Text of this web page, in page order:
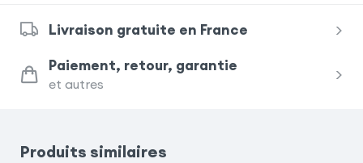
Livraison gratuite en France
Paiement, retour, garantie
et autres
Produits similaires